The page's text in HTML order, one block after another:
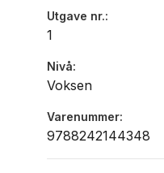
Utgave nr.
1
Nivå
Voksen
Varenummer
9788242144348